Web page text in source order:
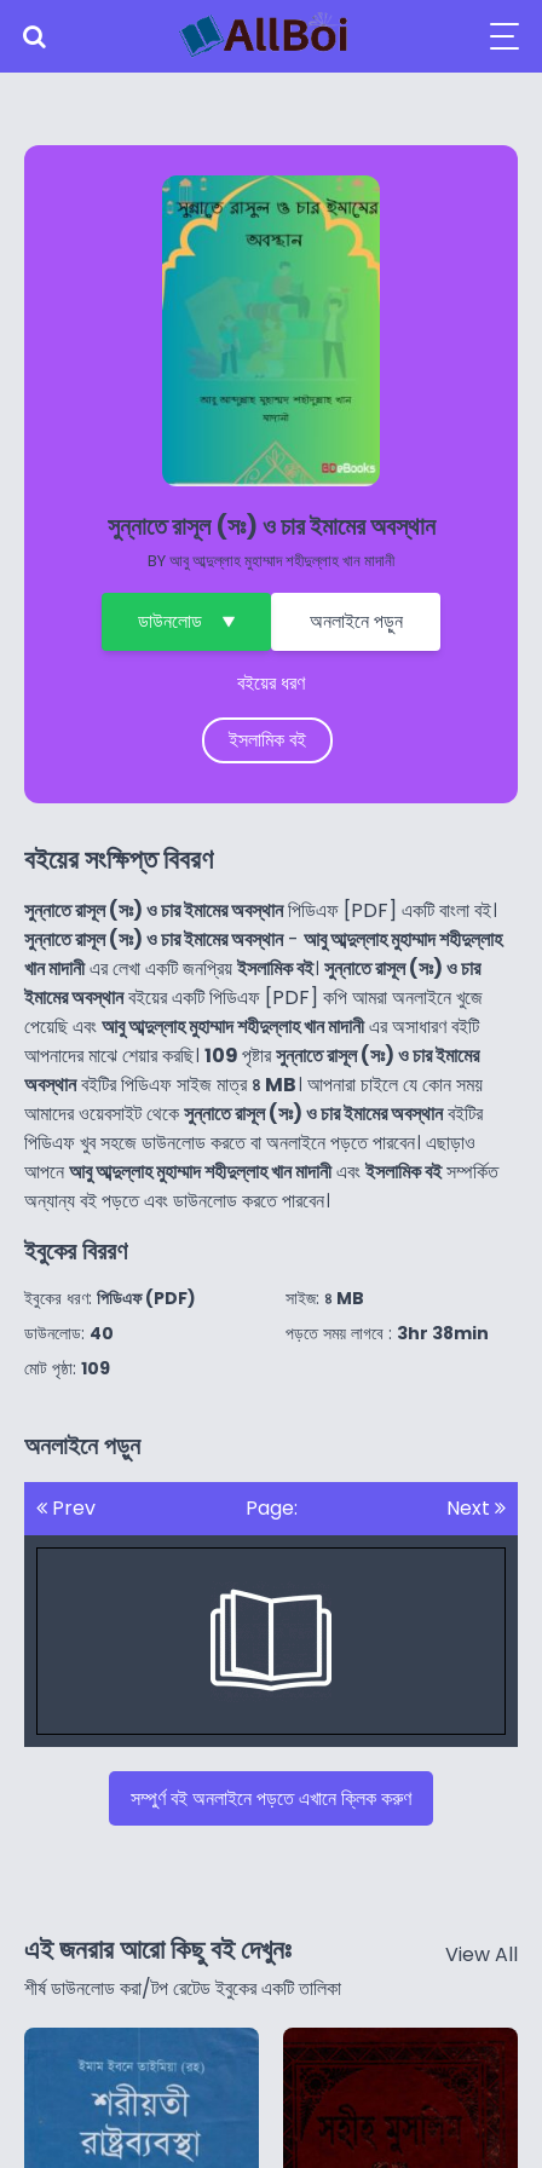
সুন্নাতে রাসূল (সঃ) ও চার ইমামের অবস্থান
BYআবু আব্দুল্লাহ মুহাম্মাদ শহীদুল্লাহ খান মাদানী
ডাউনলোড অনলাইনে পড়ুন
বইয়ের ধরণ
ইসলামিক বই
বইয়ের সংক্ষিপ্ত বিবরণ
সুন্নাতে রাসূল (সঃ) ও চার ইমামের অবস্থানপিডিএফ [PDF] একটি বাংলা বই।
সুন্নাতে রাসূল (সঃ) ও চার ইমামের অবস্থান- আবু আব্দুল্লাহ মুহাম্মাদ শহীদুল্লাহ
খান মাদানীএর লেখা একটি জনপ্রিয়ইসলামিক বই। সুন্নাতে রাসূল (সঃ) ও চার
ইমামের অবস্থানবইয়ের একটি পিডিএফ [PDF] কপি আমরা অনলাইনে খুজে
পেয়েছি এবংআবু আব্দুল্লাহ মুহাম্মাদ শহীদুল্লাহ খান মাদানীএর অসাধারণ বইটি
আপনাদের মাঝে শেয়ার করছি। 109পৃষ্টারসুন্নাতে রাসূল (সঃ) ও চার ইমামের
অবস্থানবইটির পিডিএফ সাইজ মাত্র৪ MB। আপনারা চাইলে যে কোন সময়
আমাদের ওয়েবসাইট থেকেসুন্নাতে রাসূল (সঃ) ও চার ইমামের অবস্থানবইটির
পিডিএফ খুব সহজে ডাউনলোড করতে বা অনলাইনে পড়তে পারবেন। এছাড়াও
আপনেআবু আব্দুল্লাহ মুহাম্মাদ শহীদুল্লাহ খান মাদানীএবংইসলামিক বইসম্পর্কিত
অন্যান্য বই পড়তে এবং ডাউনলোড করতে পারবেন।
ইবুকের বিররণ
ইবুকের ধরণ: পিডিএফ (PDF)
ডাউনলোড: 40
মোট পৃষ্ঠা: 109
সাইজ: ৪ MB
পড়তে সময় লাগবে : 3hr 38min
অনলাইনে পড়ুন
Prev Page: Next
সম্পুর্ণ বই অনলাইনে পড়তে এখানে ক্লিক করুণ
এই জনরার আরো কিছু বই দেখুনঃ
শীর্ষ ডাউনলোড করা/টপ রেটেড ইবুকের একটি তালিকা
View All